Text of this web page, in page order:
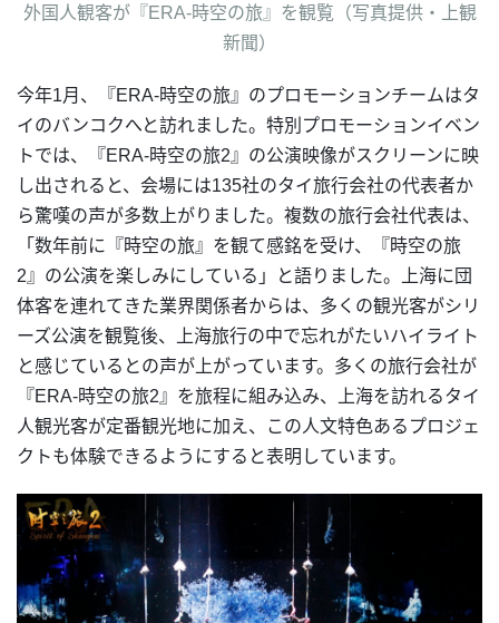
外国人観客が『ERA-時空の旅』を観覧（写真提供・上観
新聞）
今年1月、『ERA-時空の旅』のプロモーションチームはタ
イのバンコクへと訪れました。特別プロモーションイベン
トでは、『ERA-時空の旅2』の公演映像がスクリーンに映
し出されると、会場には135社のタイ旅行会社の代表者か
ら驚嘆の声が多数上がりました。複数の旅行会社代表は、
「数年前に『時空の旅』を観て感銘を受け、『時空の旅
2』の公演を楽しみにしている」と語りました。上海に団
体客を連れてきた業界関係者からは、多くの観光客がシリ
ーズ公演を観覧後、上海旅行の中で忘れがたいハイライト
と感じているとの声が上がっています。多くの旅行会社が
『ERA-時空の旅2』を旅程に組み込み、上海を訪れるタイ
人観光客が定番観光地に加え、この人文特色あるプロジェ
クトも体験できるようにすると表明しています。